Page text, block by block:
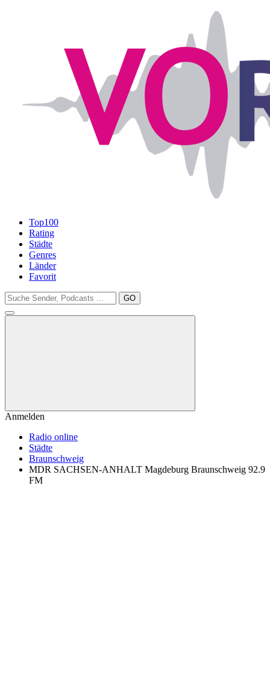
Top100
Rating
Städte
Genres
Länder
Favorit
GO
Anmelden
Radio online
Städte
Braunschweig
MDR SACHSEN-ANHALT Magdeburg Braunschweig 92.9
FM